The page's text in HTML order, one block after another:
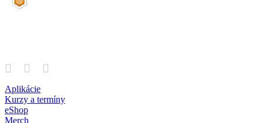
Aplikácie
Kurzy a termíny
eShop
Merch